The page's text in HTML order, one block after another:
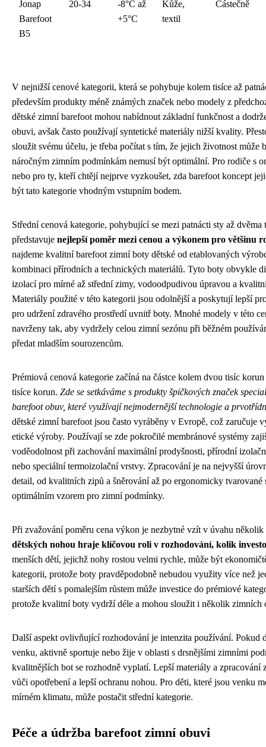
Jonap
Barefoot
B5
20-34
-8°C až
+5°C
Kůže,
textil
Částečně
V nejnižší cenové kategorii, která se pohybuje kolem tisíce až
především produkty méně známých značek nebo modely z
dětské zimní barefoot mohou nabídnout základní funkčnost a
obuvi, avšak často používají syntetické materiály nižší kvality.
sloužit svému účelu, je třeba počítat s tím, že jejich životnost může
náročným zimním podmínkám nemusí být optimální. Pro rodiče s
nebo pro ty, kteří chtějí nejprve vyzkoušet, zda barefoot koncept
být tato kategorie vhodným vstupním bodem.
Střední cenová kategorie, pohybující se mezi patnácti sty až
představuje nejlepší poměr mezi cenou a výkonem pro většinu
najdeme kvalitní barefoot zimní boty dětské od etablovaných
kombinaci přírodních a technických materiálů. Tyto boty obvykle
izolací pro mírné až střední zimy, vodoodpudivou úpravou a
Materiály použité v této kategorii jsou odolnější a poskytují lepší
pro udržení zdravého prostředí uvnitř boty. Mnohé modely v této
navrženy tak, aby vydržely celou zimní sezónu při běžném
předat mladším sourozencům.
Prémiová cenová kategorie začíná na částce kolem dvou tisíc
tisíce korun. Zde se setkáváme s produkty špičkových značek
barefoot obuv, které využívají nejmodernější technologie a
dětské zimní barefoot jsou často vyráběny v Evropě, což zaručuje
etické výroby. Používají se zde pokročilé membránové systémy
voděodolnost při zachování maximální prodyšnosti, přírodní
nebo speciální termoizolační vrstvy. Zpracování je na nejvyšší
detail, od kvalitních zipů a šněrování až po ergonomicky tvarované
optimálním vzorem pro zimní podmínky.
Při zvažování poměru cena výkon je nezbytné vzít v úvahu
dětských nohou hraje klíčovou roli v rozhodování, kolik
menších dětí, jejichž nohy rostou velmi rychle, může být
kategorii, protože boty pravděpodobně nebudou využity více než
starších dětí s pomalejším růstem může investice do prémiové
protože kvalitní boty vydrží déle a mohou sloužit i několik zimních
Další aspekt ovlivňující rozhodování je intenzita používání. Pokud
venku, aktivně sportuje nebo žije v oblasti s drsnějšími zimními
kvalitnějších bot se rozhodně vyplatí. Lepší materiály a zpracování
vůči opotřebení a lepší ochranu nohou. Pro děti, které jsou venku
mírném klimatu, může postačit střední kategorie.
Péče a údržba barefoot zimní obuvi